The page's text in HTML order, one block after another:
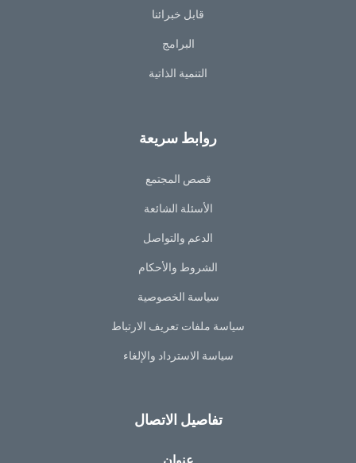
قابل خبرائنا
البرامج
التنمية الذاتية
روابط سريعة
قصص المجتمع
الأسئلة الشائعة
الدعم والتواصل
الشروط والأحكام
سياسة الخصوصية
سياسة ملفات تعريف الارتباط
سياسة الاسترداد والإلغاء
تفاصيل الاتصال